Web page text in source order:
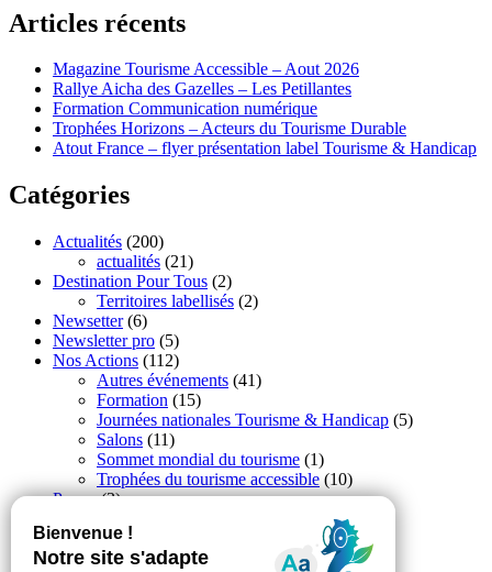
Articles récents
Magazine Tourisme Accessible – Aout 2026
Rallye Aicha des Gazelles – Les Petillantes
Formation Communication numérique
Trophées Horizons – Acteurs du Tourisme Durable
Atout France – flyer présentation label Tourisme & Handicap
Catégories
Actualités (200)
actualités (21)
Destination Pour Tous (2)
Territoires labellisés (2)
Newsetter(6)
Newsletter pro (5)
Nos Actions (112)
Autres événements (41)
Formation (15)
Journées nationales Tourisme & Handicap (5)
Salons (11)
Sommet mondial du tourisme (1)
Trophées du tourisme accessible (10)
Presse(3)